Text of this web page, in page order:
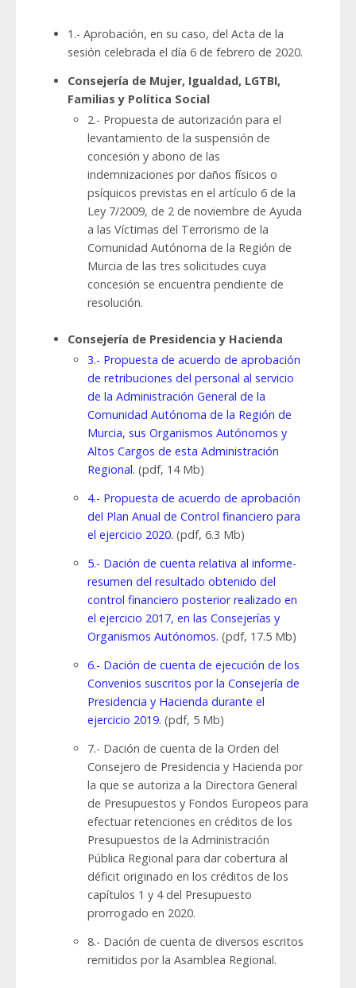
1.- Aprobación, en su caso, del Acta de la
sesión celebrada el día 6 de febrero de 2020.
Consejería de Mujer, Igualdad, LGTBI,
Familias y Política Social
2.- Propuesta de autorización para el
levantamiento de la suspensión de
concesión y abono de las
indemnizaciones por daños físicos o
psíquicos previstas en el artículo 6 de la
Ley 7/2009, de 2 de noviembre de Ayuda
a las Víctimas del Terrorismo de la
Comunidad Autónoma de la Región de
Murcia de las tres solicitudes cuya
concesión se encuentra pendiente de
resolución.
Consejería de Presidencia y Hacienda
3.- Propuesta de acuerdo de aprobación
de retribuciones del personal al servicio
de la Administración General de la
Comunidad Autónoma de la Región de
Murcia, sus Organismos Autónomos y
Altos Cargos de esta Administración
Regional. (pdf, 14 Mb)
4.- Propuesta de acuerdo de aprobación
del Plan Anual de Control financiero para
el ejercicio 2020. (pdf, 6.3 Mb)
5.- Dación de cuenta relativa al informe-
resumen del resultado obtenido del
control financiero posterior realizado en
el ejercicio 2017, en las Consejerías y
Organismos Autónomos. (pdf, 17.5 Mb)
6.- Dación de cuenta de ejecución de los
Convenios suscritos por la Consejería de
Presidencia y Hacienda durante el
ejercicio 2019. (pdf, 5 Mb)
7.- Dación de cuenta de la Orden del
Consejero de Presidencia y Hacienda por
la que se autoriza a la Directora General
de Presupuestos y Fondos Europeos para
efectuar retenciones en créditos de los
Presupuestos de la Administración
Pública Regional para dar cobertura al
déficit originado en los créditos de los
capítulos 1 y 4 del Presupuesto
prorrogado en 2020.
8.- Dación de cuenta de diversos escritos
remitidos por la Asamblea Regional.